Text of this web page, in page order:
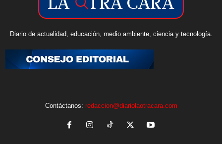
Diario de actualidad, educación, medio ambiente, ciencia y tecnología.
Contáctanos: redaccion@diariolaotracara.com